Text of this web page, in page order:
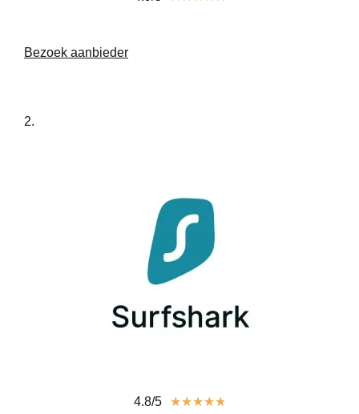
Bezoek aanbieder
2.
4.8/5 ★★★★★